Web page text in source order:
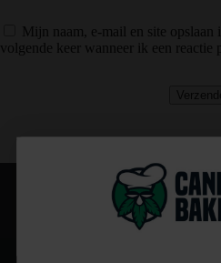
Mijn naam, e-mail en site opslaan
volgende keer wanneer ik een reactie